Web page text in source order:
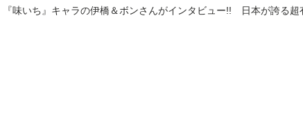
『味いち』キャラの伊橋＆ボンさんがインタビュー!! 日本が誇る